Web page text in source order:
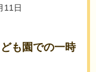
11日
も園での一時